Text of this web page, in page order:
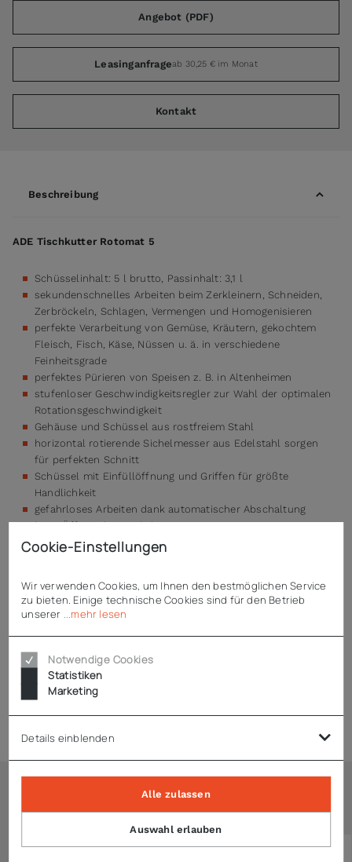
Angebot (PDF)
Leasinganfrageab 30,25 € im Monat
Kontakt
Beschreibung
ADE Tischkutter Rotomat 5
Schüsselinhalt: 5 l brutto, Passinhalt: 3,1 l
sekundenschnelles Arbeiten beim Zerkleinern, Schneiden,
Zerbröckeln, Schlagen, Vermengen und Homogenisieren
perfekte Verarbeitung von Gemüse, Kräutern, gekochtem
Fleisch, Fisch, Käse, Nüssen u. ä. in verschiedene
Feinheitsgrade
perfektes Pürieren von Speisen z. B. in Altenheimen
stufenloser Geschwindigkeitsregler zur Wahl der optimalen
Rotationsgeschwindigkeit
Gehäuse und Schüssel aus rostfreiem Stahl
horizontal rotierende Sichelmesser aus Edelstahl sorgen
für perfekten Schnitt
Schüssel mit Einfüllöffnung und Griffen für größte
Handlichkeit
gefahrloses Arbeiten dank automatischer Abschaltung
beim Öffnen des Deckels
1 Standardmesser glatt
Technische Daten
Zubehör
Ähnliche Artikel
Cookie-Einstellungen
Wir verwenden Cookies, um Ihnen den bestmöglichen Service
zu bieten. Einige technische Cookies sind für den Betrieb
unserer ...mehr lesen
Notwendige Cookies
Statistiken
Marketing
Details einblenden
Auswahl erlauben
Alle zulassen